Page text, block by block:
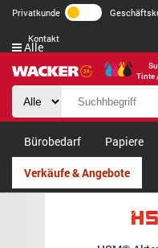
Privatkunde
Kontakt
Tinte
Alle
Bürobedarf Papiere
Verkäufe & Angebote